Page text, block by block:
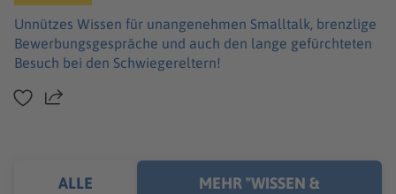
Unnützes Wissen für unangenehmen Smalltalk, brenzlige
Bewerbungsgespräche und auch den lange gefürchteten
Besuch bei den Schwiegereltern!
Teilen
ALLE
MEHR "WISSEN &